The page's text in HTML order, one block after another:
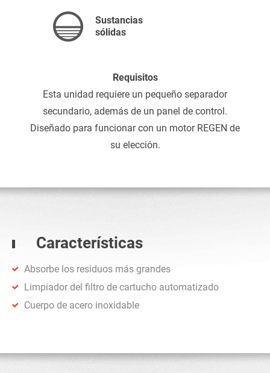
Sustancias
sólidas
Requisitos
Esta unidad requiere un pequeño separador
secundario, además de un panel de control.
Diseñado para funcionar con un motor REGEN de
su elección.
Características
Absorbe los residuos más grandes
Limpiador del filtro de cartucho automatizado
Cuerpo de acero inoxidable